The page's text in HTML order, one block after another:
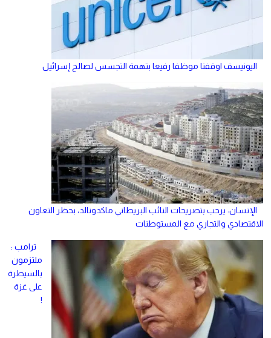
اليونيسف اوقفنا موظفا رفيعا بتهمة التجسس لصالح إسرائيل
الإنسان: يرحب بتصريحات النائب البريطاني ماكدونالد، بحظر التعاون
الاقتصادي والتجاري مع المستوطنات
ترامب :
ملتزمون
بالسيطرة
على غزة
!